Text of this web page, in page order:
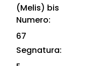
(Melis) bis
Numero:
67
Segnatura: